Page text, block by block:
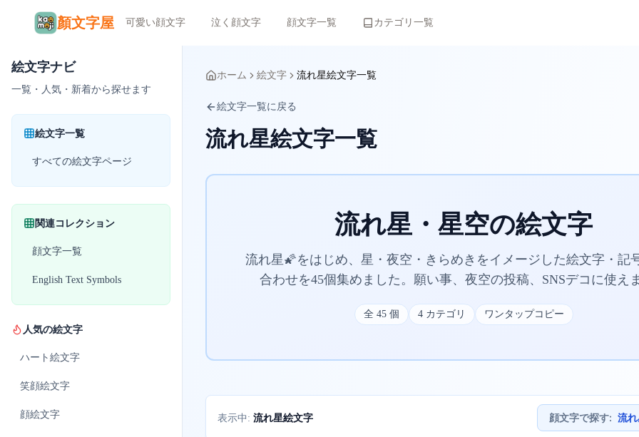
顏文字屋 可愛い顔文字 泣く顔文字 顔文字一覧 カテゴリ一覧
絵文字ナビ
一覧・人気・新着から探せます
絵文字一覧
すべての絵文字ページ
関連コレクション
顔文字一覧
English Text Symbols
人気の絵文字
ハート 絵文字
笑顔絵文字
顔絵文字
ホーム 絵文字 流れ星絵文字一覧
絵文字一覧に戻る
流れ星絵文字一覧
流れ星・星空の絵文字
流れ星🌠をはじめ、星・夜空・きらめきをイメージした絵文字・記
合わせを45個集めました。願い事、夜空の投稿、SNSデコに使え
全 45個 4カテゴリ ワンタップコピー
表示中: 流れ星絵文字 顔文字で探す: 流